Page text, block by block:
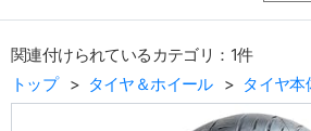
関連付けられているカテゴリ：1件
トップ
タイヤ＆ホイール タイヤ本